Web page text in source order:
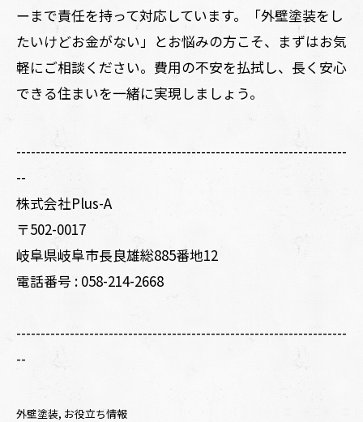
ーまで責任を持って対応しています。「外壁塗装をし
たいけどお金がない」とお悩みの方こそ、まずはお気
軽にご相談ください。費用の不安を払拭し、長く安心
できる住まいを一緒に実現しましょう。
--------------------------------------------------------------------
--
株式会社Plus-A
〒502-0017
岐阜県岐阜市長良雄総885番地12
電話番号 : 058-214-2668
--------------------------------------------------------------------
--
外壁塗装 お役立ち情報